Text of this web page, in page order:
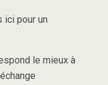
ici pour un
le mieux à